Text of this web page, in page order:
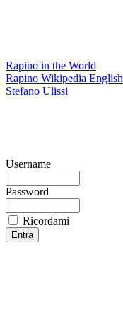
Rapino in the World
Rapino Wikipedia English
Stefano Ulissi
Username
Password
Ricordami